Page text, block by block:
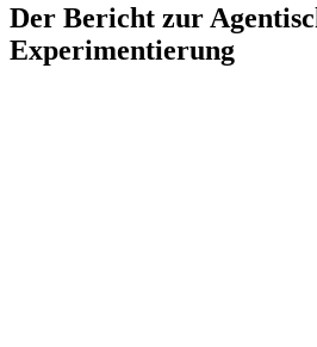
Der Bericht zur
Experimentierung